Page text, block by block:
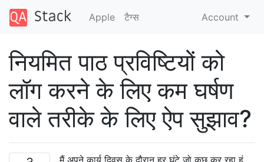
Apple टैग्‍स Account
नियमित पाठ प्रविष्टियों को
लॉग करने के लिए कम घर्षण
वाले तरीके के लिए ऐप सुझाव?
मैं अपने कार्य दिवस के दौरान हर घंटे जो कुछ कर रहा हूं